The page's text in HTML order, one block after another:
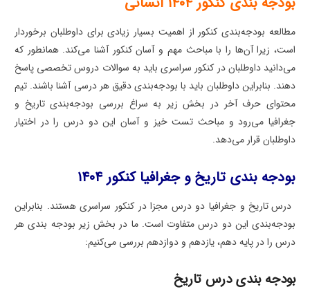
مطالعه بودجه‌بندی کنکور از اهمیت بسیار زیادی برای داوطلبان برخوردار
است، زیرا آن‌ها را با مباحث مهم و آسان کنکور آشنا می‌کند. همانطور که
می‌دانید داوطلبان در کنکور سراسری باید به سوالات دروس تخصصی پاسخ
دهند. بنابراین داوطلبان باید با بودجه‌بندی دقیق هر درسی آشنا باشند. تیم
محتوای حرف آخر در بخش زیر به سراغ بررسی بودجه‌بندی تاریخ و
جغرافیا می‌رود و مباحث تست خیز و آسان این دو درس را در اختیار
داوطلبان قرار می‌دهد.
بودجه بندی تاریخ و جغرافیا کنکور ۱۴۰۴
درس تاریخ و جغرافیا دو درس مجزا در کنکور سراسری هستند. بنابراین
بودجه‌بندی این دو درس متفاوت است. ما در بخش زیر بودجه بندی هر
درس را در پایه دهم، یازدهم و دوازدهم بررسی می‌کنیم:
بودجه بندی درس تاریخ